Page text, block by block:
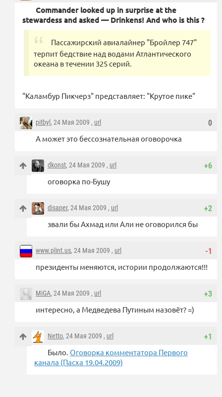
Commander looked up in surprise at the
stewardess and asked — Drinkens! And who is this ?
Пассажирский авиалайнер "Бройлер 747"
терпит бедствие над водами Атлантического
океана в течении 325 серий.
"Каламбур Пикчерз" представляет: "Крутое пике"
0
pitbyl , 24 Мая 2009 , url
А может это бессознательная оговорочка
+6
dkonst, 24 Мая 2009 , url
оговорка по-Бушу
+2
disaper, 24 Мая 2009 , url
звали бы Ахмад или Али не оговорился бы
-1
www.plint.us, 24 Мая 2009 , url
президенты меняются, истории продолжаются!!!
+3
MiGA, 24 Мая 2009 , url
интересно, а Медведева Путиным назовёт? =)
+1
Netto, 24 Мая 2009 , url
Было. Оговорка комментатора Первого
канала (Пасха 19.04.2009)